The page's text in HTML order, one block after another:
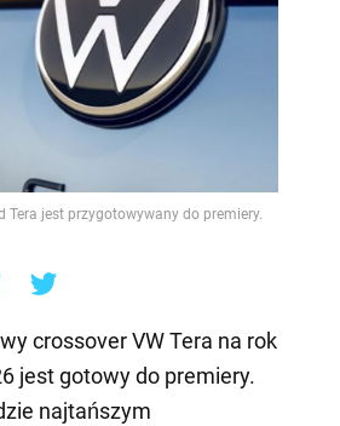
Tera jest przygotowywany do premiery.
crossover VW Tera na rok
jest gotowy do premiery.
najtańszym